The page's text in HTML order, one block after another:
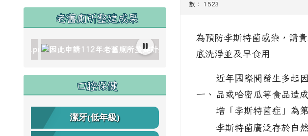
老舊廁所整建成果
title= rel=fgallery511959 class=fancybox_gallery511959
title= rel=fgallery511959 class=fancybox_gallery511959
title= rel=fgallery511959 class=fancybox_gallery511959
title= rel=fgallery511959 class=fancybox_gallery511959
title= rel=fgallery511959 class=fancybox_gallery511959
gallery_511959_6_wMu.jpg title=因此申請112年老舊廁所整建計畫。
uploads/tad_blocks/image/gallery_511959_7_c2i.jpg title=本
link to https://www.cdps.hlc.edu.tw/uploads/tad_blocks/image/
link to https://www.cdps.hlc.edu.tw/uploads/tad_blocks/image/
link to https://www.cdps.hlc.edu.tw/uploads/tad_blocks/image/
link to https://www.cdps.hlc.edu.tw/uploads/tad_blocks/image/
link to https://www.cdps.hlc.edu.tw/uploads/tad_blocks/image/
link to https://www.cdps.hlc.edu.tw/uploads/tad_blocks/image/
link to https://www.cdps.hlc.edu.tw/uploads/
口腔保健
潔牙(低年級)
數： 1523
為預防李斯特菌感染，請
底洗淨並及早食用
一、
近年國際間發生多起
品或哈密瓜等食品造
增「李斯特菌症」為
李斯特菌廣泛存於自